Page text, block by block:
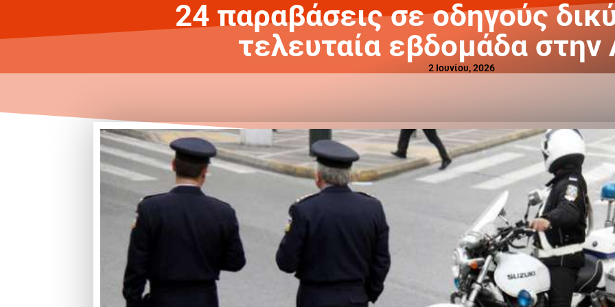
24 παραβάσεις σε οδηγούς
τελευταία εβδομάδα
2 Ιουνίου, 2026